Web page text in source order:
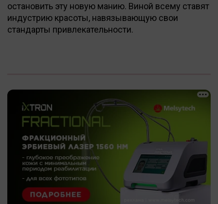
остановить эту новую манию. Виной всему ставят
индустрию красоты, навязывающую свои
стандарты привлекательности.